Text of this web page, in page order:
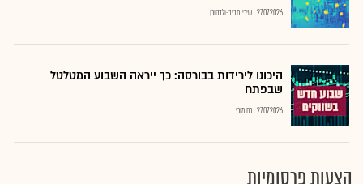
27.07.2026 שירי חביב-ולדהורן
היכונו לירידות בבורסה: כך ייראה השבוע המטלטל
שבפתח
27.07.2026 רם מורי